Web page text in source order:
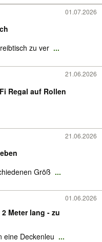
01.07.2026
zu ver ...
21.06.2026
Regal auf Rollen
21.06.2026
Größ ...
01.06.2026
Meter lang - zu
eine Deckenleu ...